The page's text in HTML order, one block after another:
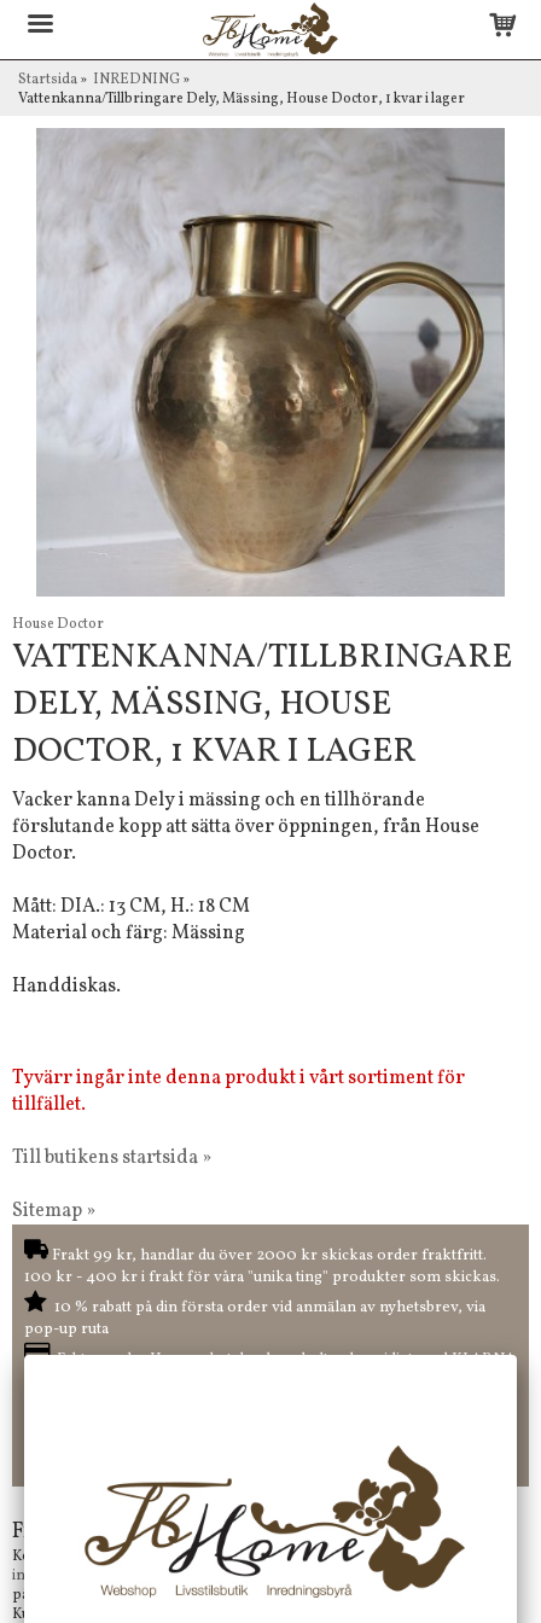
Startsida» INREDNING»
Vattenkanna/Tillbringare Dely, Mässing, House Doctor, 1 kvar i lager
House Doctor
VATTENKANNA/TILLBRINGARE
DELY, MÄSSING, HOUSE
DOCTOR, 1 KVAR I LAGER
Vacker kanna Dely i mässing och en tillhörande
förslutande kopp att sätta över öppningen, från House
Doctor.
Mått: DIA.: 13 CM, H.: 18 CM
Material och färg: Mässing
Handdiskas.
Tyvärr ingår inte denna produkt i vårt sortiment för
tillfället.
Till butikens startsida »
Sitemap »
Frakt 99 kr, handlar du över 2000 kr skickas order fraktfritt.
100 kr - 400 kr i frakt för våra "unika ting" produkter som skickas.
10 % rabatt på din första order vid anmälan av nyhetsbrev, via
pop-up ruta
Faktura 0 kr. Hos oss betalar du enkelt och smidigt med KLARNA
-ligt Tack för att just Du tittar in hos Jb Home!
Frågor?
Kontakta oss på
info@jbhome.se
Vi svarar
på mail så fort vi kan.
Kundtjänst telefontid öppet vardagar mellan 10.00 - 15.00